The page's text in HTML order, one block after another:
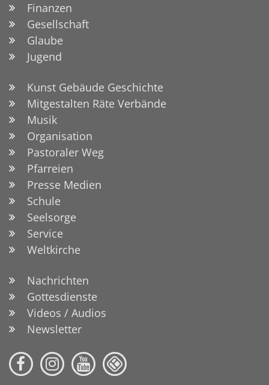
Finanzen
Gesellschaft
Glaube
Jugend
Kunst Gebäude Geschichte
Mitgestalten Räte Verbände
Musik
Organisation
Pastoraler Weg
Pfarreien
Presse Medien
Schule
Seelsorge
Service
Weltkirche
Nachrichten
Gottesdienste
Videos / Audios
Newsletter